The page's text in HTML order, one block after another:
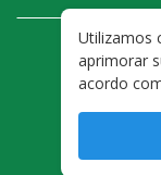
Utilizamos
aprimorar
acordo